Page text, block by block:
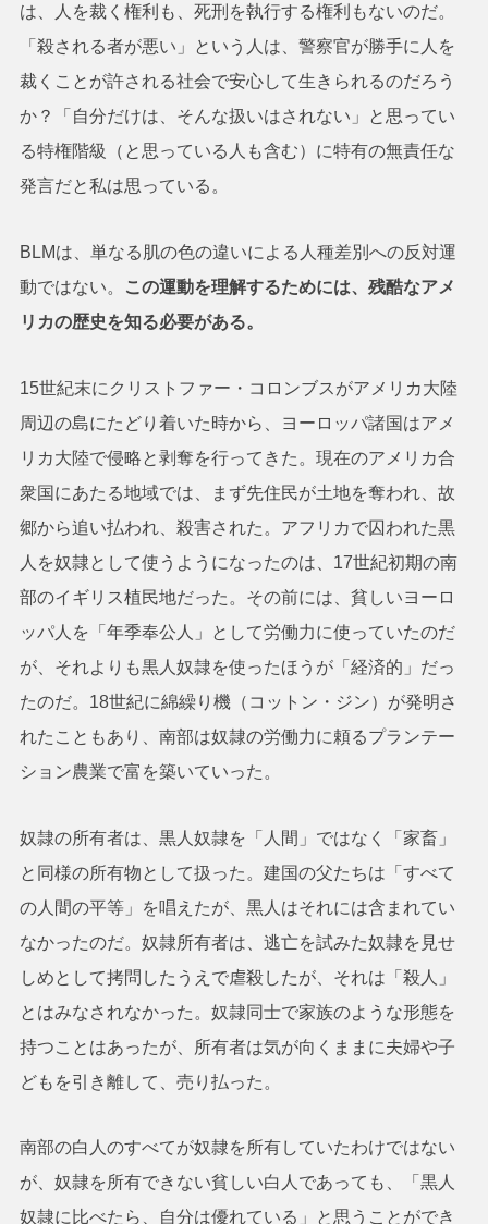
は、人を裁く権利も、死刑を執行する権利もないのだ。
「殺される者が悪い」という人は、警察官が勝手に人を
裁くことが許される社会で安心して生きられるのだろう
か？「自分だけは、そんな扱いはされない」と思ってい
る特権階級（と思っている人も含む）に特有の無責任な
発言だと私は思っている。
BLMは、単なる肌の色の違いによる人種差別への反対運
動ではない。
この運動を理解するためには、残酷なアメ
リカの歴史を知る必要がある。
15世紀末にクリストファー・コロンブスがアメリカ大陸
周辺の島にたどり着いた時から、ヨーロッパ諸国はアメ
リカ大陸で侵略と剥奪を行ってきた。現在のアメリカ合
衆国にあたる地域では、まず先住民が土地を奪われ、故
郷から追い払われ、殺害された。アフリカで囚われた黒
人を奴隷として使うようになったのは、17世紀初期の南
部のイギリス植民地だった。その前には、貧しいヨーロ
ッパ人を「年季奉公人」として労働力に使っていたのだ
が、それよりも黒人奴隷を使ったほうが「経済的」だっ
たのだ。18世紀に綿繰り機（コットン・ジン）が発明さ
れたこともあり、南部は奴隷の労働力に頼るプランテー
ション農業で富を築いていった。
奴隷の所有者は、黒人奴隷を「人間」ではなく「家畜」
と同様の所有物として扱った。建国の父たちは「すべて
の人間の平等」を唱えたが、黒人はそれには含まれてい
なかったのだ。奴隷所有者は、逃亡を試みた奴隷を見せ
しめとして拷問したうえで虐殺したが、それは「殺人」
とはみなされなかった。奴隷同士で家族のような形態を
持つことはあったが、所有者は気が向くままに夫婦や子
どもを引き離して、売り払った。
南部の白人のすべてが奴隷を所有していたわけではない
が、奴隷を所有できない貧しい白人であっても、「黒人
奴隷に比べたら、自分は優れている」と思うことができ